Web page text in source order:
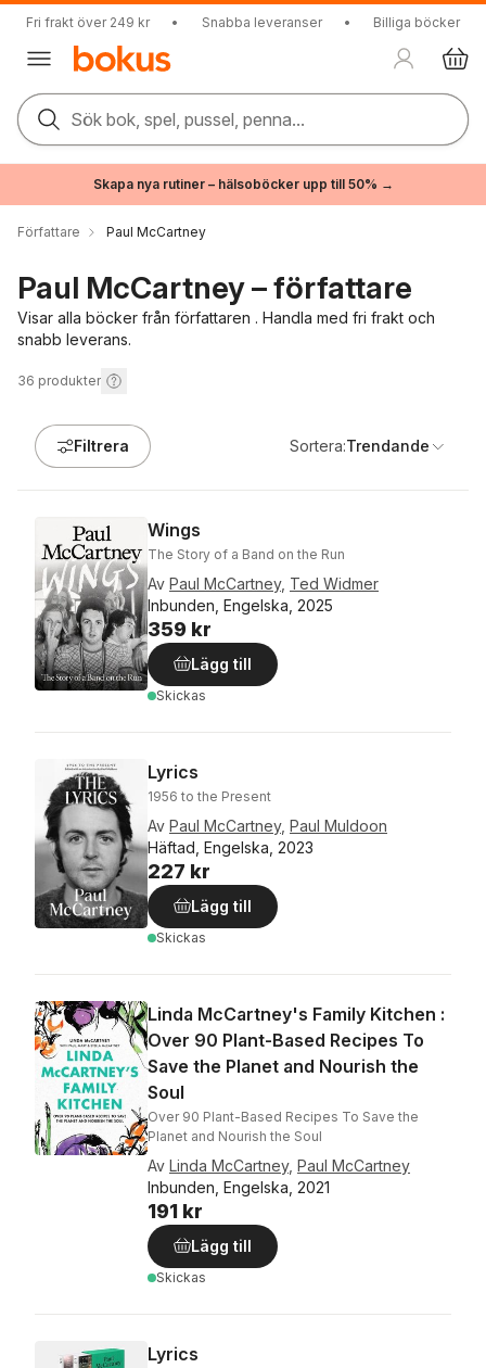
Fri frakt över 249 kr • Snabba leveranser • Billiga böcker
Sök bok, spel, pussel, penna...
Skapa nya rutiner – hälsoböcker upp till 50% →
Författare Paul McCartney
Paul McCartney – författare
Visar alla böcker från författaren . Handla med fri frakt och
snabb leverans.
36 produkter
Filtrera Sortera:Trendande
Wings
The Story of a Band on the Run
Av Paul McCartney, Ted Widmer
Inbunden, Engelska, 2025
359 kr
Lägg till
Skickas
Lyrics
1956 to the Present
Av Paul McCartney, Paul Muldoon
Häftad, Engelska, 2023
227 kr
Lägg till
Skickas
Linda McCartney's Family Kitchen :
Over 90 Plant-Based Recipes To
Save the Planet and Nourish the
Soul
Over 90 Plant-Based Recipes To Save the
Planet and Nourish the Soul
Av Linda McCartney, Paul McCartney
Inbunden, Engelska, 2021
191 kr
Lägg till
Skickas
Lyrics